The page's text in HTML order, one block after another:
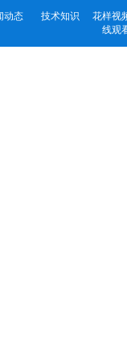
动态 技术知识
花样视
线观